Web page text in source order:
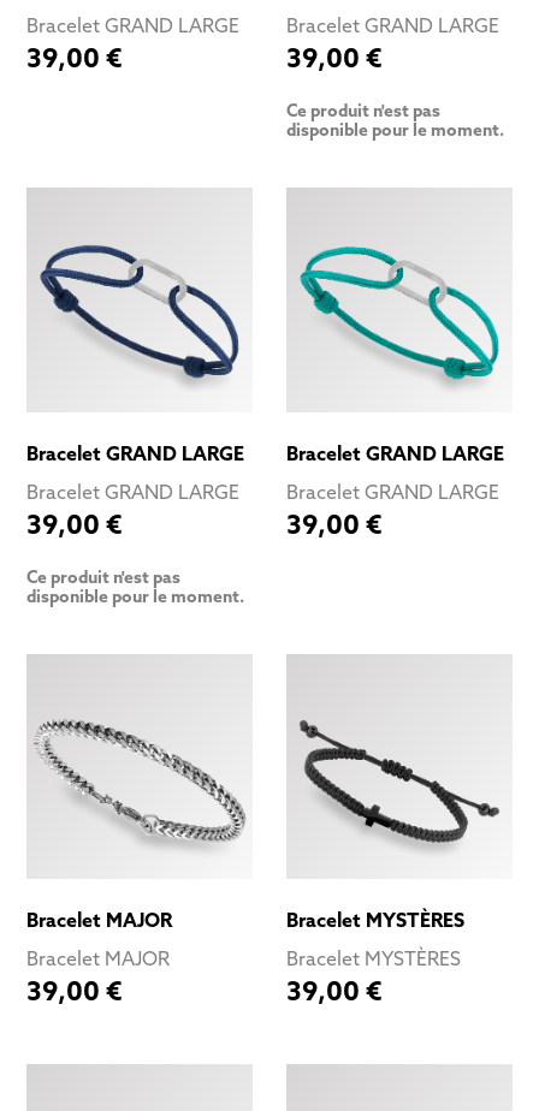
Bracelet GRAND LARGE
39,00 €
Bracelet GRAND LARGE
39,00 €
Ce produit n'est pas
disponible pour le moment.
Bracelet GRAND LARGE
Bracelet GRAND LARGE
39,00 €
Ce produit n'est pas
disponible pour le moment.
Bracelet GRAND LARGE
Bracelet GRAND LARGE
39,00 €
Bracelet MAJOR
Bracelet MAJOR
39,00 €
Bracelet MYSTÈRES
Bracelet MYSTÈRES
39,00 €